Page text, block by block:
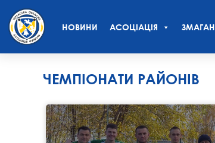
НОВИНИ АСОЦІАЦІЯ
ЧЕМПІОНАТИ РАЙОНІВ